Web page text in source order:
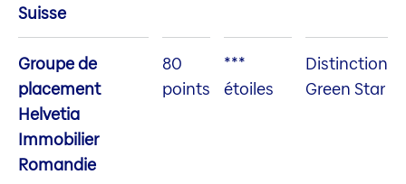
Suisse
Groupe de
placement
Helvetia
Immobilier
Romandie
80
points
***
étoiles
Distinction
Green Star